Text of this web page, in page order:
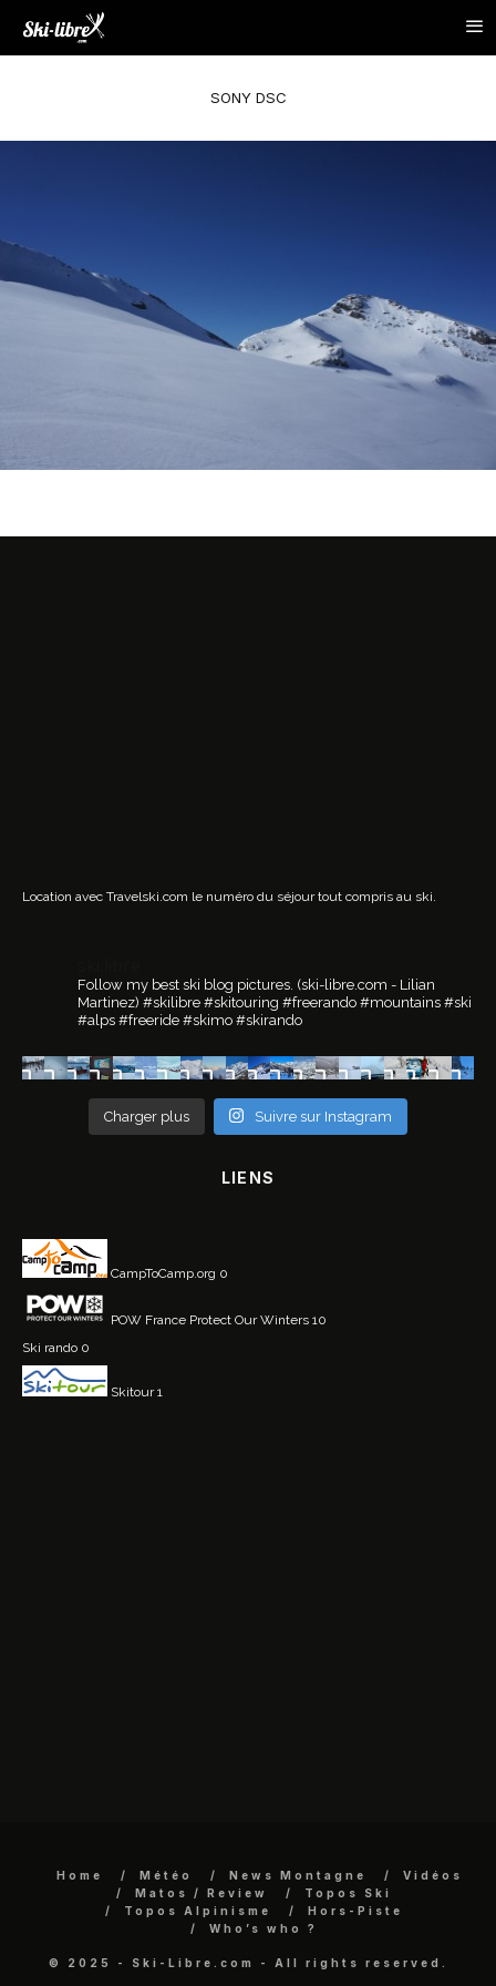
SONY DSC
Location avec Travelski.com le numéro du séjour tout compris au ski.
Follow my best ski blog pictures. (ski-libre.com - Lilian
Martinez) #skilibre #skitouring #freerando #mountains #ski
#alps #freeride #skimo #skirando
Charger plus Suivre sur Instagram
LIENS
CampToCamp.org 0
POW France Protect Our Winters 10
Ski rando 0
Skitour1
Home Météo News Montagne
Vidéos
Matos / Review
Topos Ski
Topos Alpinisme
Hors-Piste
Who’s who ?
© 2025 - Ski-Libre.com - All rights reserved.